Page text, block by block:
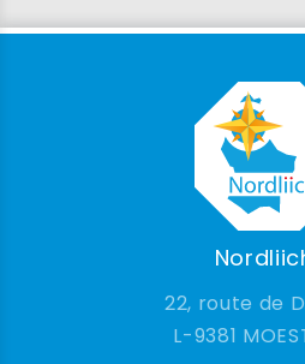
22, route de
9381